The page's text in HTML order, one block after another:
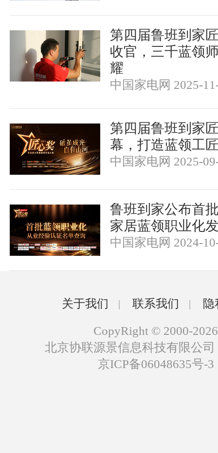
第四届鲁班到家
收官，三千蓝领
耀
中国家电网 2025-
第四届鲁班到家
幕，打造蓝领工
中国家电网 2025-
鲁班到家公布首
家居蓝领职业化
中国家电网 2024-
关于我们 | 联系我们 |
CopyRight © 2000-2026
北京协联源景信息科技有限公
京ICP备06048635号-3